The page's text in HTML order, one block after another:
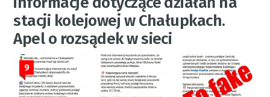
stacji kolejowej w Chałupkach.
Apel o rozsądek w sieci
9